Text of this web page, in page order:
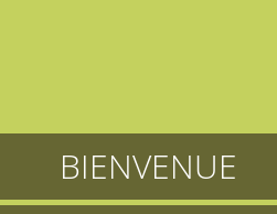
BIENVENUE